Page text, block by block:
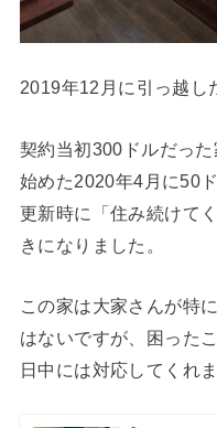
2019年12月に引っ越し
契約当初300ドルだっ
始めた2020年4月に50
更新時に「住み続けて
きになりました。
この家は大家さんが特
はないですが、困った
日中には対応してくれ